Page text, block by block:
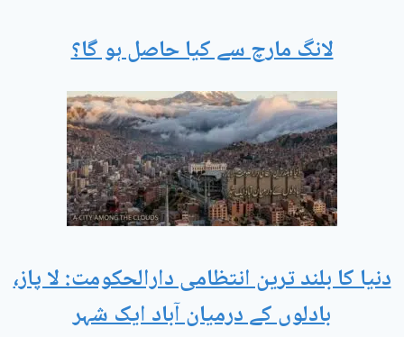
لانگ مارچ سے کیا حاصل ہو گا؟
دنیا کا بلند ترین انتظامی دارالحکومت: لا پاز،
بادلوں کے درمیان آباد ایک شہر